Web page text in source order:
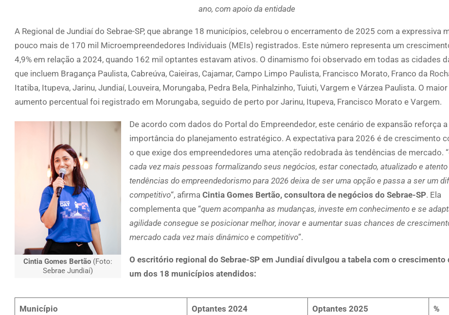
ano, com apoio da entidade
A Regional de Jundiaí do Sebrae-SP, que abrange 18 municípios, celebrou o encerramento de 2025 com a expressiva
pouco mais de 170 mil Microempreendedores Individuais (MEIs) registrados. Este número representa um
4,9% em relação a 2024, quando 162 mil optantes estavam ativos. O dinamismo foi observado em todas as cidades
que incluem Bragança Paulista, Cabreúva, Caieiras, Cajamar, Campo Limpo Paulista, Francisco Morato, Franco da
Itatiba, Itupeva, Jarinu, Jundiaí, Louveira, Morungaba, Pedra Bela, Pinhalzinho, Tuiuti, Vargem e Várzea Paulista. O maior
aumento percentual foi registrado em Morungaba, seguido de perto por Jarinu, Itupeva, Francisco Morato e Vargem.
Cintia Gomes Bertão (Foto:
Sebrae Jundiaí)
De acordo com dados do Portal do Empreendedor, este cenário de expansão reforça a
importância do planejamento estratégico. A expectativa para 2026 é de crescimento
o que exige dos empreendedores uma atenção redobrada às tendências de mercado. “
cada vez mais pessoas formalizando seus negócios, estar conectado, atualizado e atento
tendências do empreendedorismo para 2026 deixa de ser uma opção e passa a ser um
competitivo“, afirma Cintia Gomes Bertão, consultora de negócios do Sebrae-SP. Ela
complementa que “quem acompanha as mudanças, investe em conhecimento e se
agilidade consegue se posicionar melhor, inovar e aumentar suas chances de
mercado cada vez mais dinâmico e competitivo”.
O escritório regional do Sebrae-SP em Jundiaí divulgou a tabela com o crescimento
um dos 18 municípios atendidos:
Município Optantes 2024 Optantes 2025 %